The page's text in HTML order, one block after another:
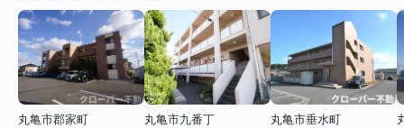
丸亀市郡家町
丸亀市九番丁
丸亀市垂水町